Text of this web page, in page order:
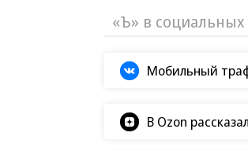
«Ъ» в социальных
Мобильный
В Ozon